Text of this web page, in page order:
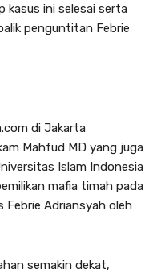
kasus ini selesai serta
penguntitan Febrie
di Jakarta
Mahfud MD yang juga
Islam Indonesia
mafia timah pada
Adriansyah oleh
semakin dekat,